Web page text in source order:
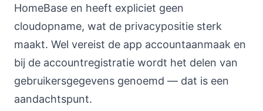
HomeBase en heeft expliciet geen
cloudopname, wat de privacypositie sterk
maakt. Wel vereist de app accountaanmaak en
bij de accountregistratie wordt het delen van
gebruikersgegevens genoemd — dat is een
aandachtspunt.